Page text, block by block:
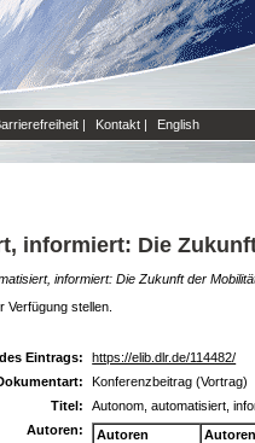
| Kontakt | English
informiert: Die
informiert: Die Zukunft der
Verfügung stellen.
Eintrags:
https://elib.dlr.de/114482/
Konferenzbeitrag (Vortrag)
Titel:
Autonom, automatisiert,
Autoren:
Autoren